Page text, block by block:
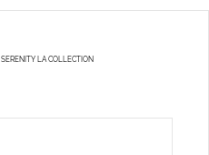
SERENITY LA COLLECTION